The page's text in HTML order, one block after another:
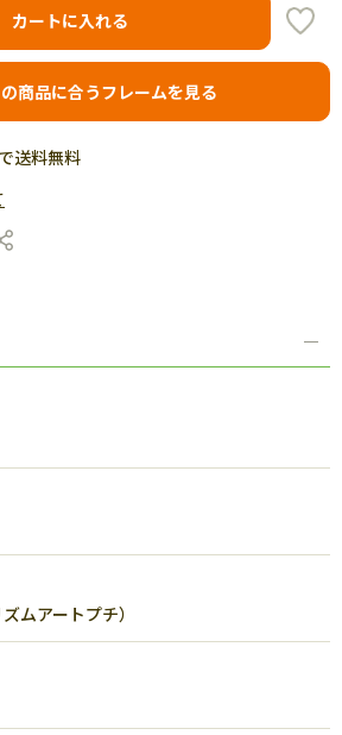
カートに入れる
商品に合うフレームを見る
送料無料
ムアートプチ）